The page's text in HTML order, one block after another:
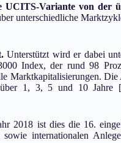
Variante von der
unterschiedliche
Unterstützt wird er dabei
Index, der rund 98
Marktkapitalisierungen.
1, 3, 5 und 10 Jahre
2018 ist dies die 16.
internationalen